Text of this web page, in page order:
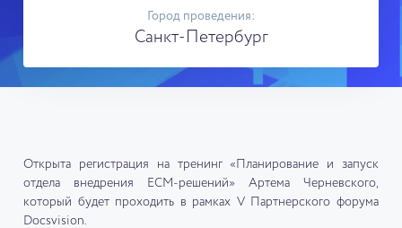
Город проведения:
Санкт-Петербург
Открыта регистрация на тренинг «Планирование и запуск
отдела внедрения ECM-решений» Артема Черневского,
который будет проходить в рамках VПартнерского форума
Docsvision.